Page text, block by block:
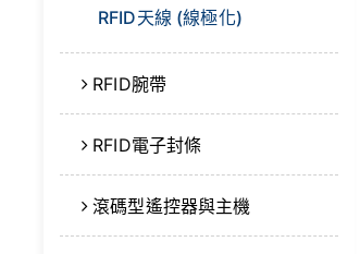
RFID天線 (線極化)
RFID腕帶
RFID電子封條
滾碼型遙控器與主機